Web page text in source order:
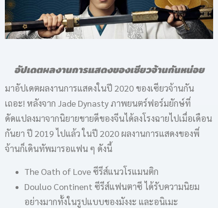
อัปเดตผลงานการแสดงของเซียวจ้านกันหน่อย
มาอัปเดตผลงานการแสดงในปี 2020 ของเซียวจ้านกัน
เถอะ! หลังจาก Jade Dynasty ภาพยนตร์ฟอร์มยักษ์ที่
ดัดแปลงมาจากนิยายขายดีของจีนได้ลงโรงฉายไปเมื่อเดือน
กันยา ปี 2019 ไปแล้ว ในปี 2020 ผลงานการแสดงของพี่
จ้านก็เดินทัพมารอแฟน ๆ ดังนี้
The Oath of Love ซีรีส์แนวโรแมนติก
Douluo Continent ซีรีส์แฟนตาซี ได้รับความนิยม
อย่างมากทั้งในรูปแบบของมังงะ และอนิเมะ